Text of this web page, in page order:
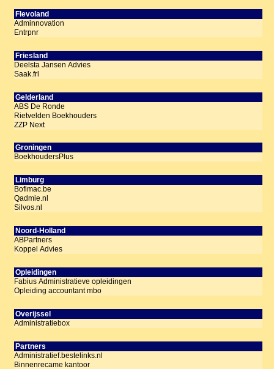
Flevoland
Adminnovation
Entrpnr
Friesland
Deelsta Jansen Advies
Saak.frl
Gelderland
ABS De Ronde
Rietvelden Boekhouders
ZZP Next
Groningen
BoekhoudersPlus
Limburg
Bofimac.be
Qadmie.nl
Silvos.nl
Noord-Holland
ABPartners
Koppel Advies
Opleidingen
Fabius Administratieve opleidingen
Opleiding accountant mbo
Overijssel
Administratiebox
Partners
Administratief.bestelinks.nl
Binnenrecame kantoor